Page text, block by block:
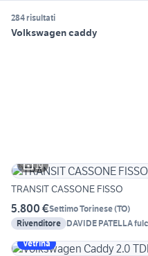
284 risultati
Volkswagen caddy
19
TRANSIT CASSONE FISSO
5.800 €Settimo Torinese(TO)
Rivenditore DAVIDE PATELLA
Vetrina